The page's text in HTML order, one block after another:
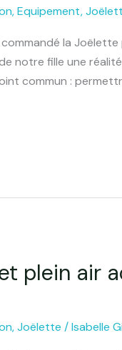
,Equipement,
commandé la
notre fille une
commun :
plein air
,Joëlette /Isabelle